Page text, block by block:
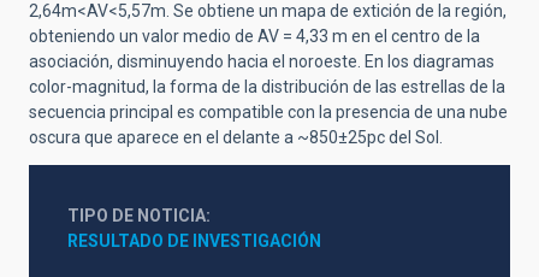
2,64m<AV<5,57m. Se obtiene un mapa de extición de la región,
obteniendo un valor medio de AV = 4,33 m en el centro de la
asociación, disminuyendo hacia el noroeste. En los diagramas
color-magnitud, la forma de la distribución de las estrellas de la
secuencia principal es compatible con la presencia de una nube
oscura que aparece en el delante a ~850±25pc del Sol.
TIPO DE NOTICIA
RESULTADO DE INVESTIGACIÓN